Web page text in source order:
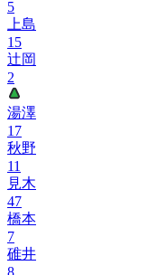
5
上島
15
辻岡
2
湯澤
17
秋野
11
見木
47
橋本
7
碓井